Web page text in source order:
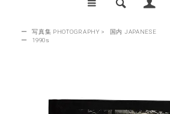
ー 写真集 PHOTOGRAPHY >
国内 JAPANESE
ー
1990s